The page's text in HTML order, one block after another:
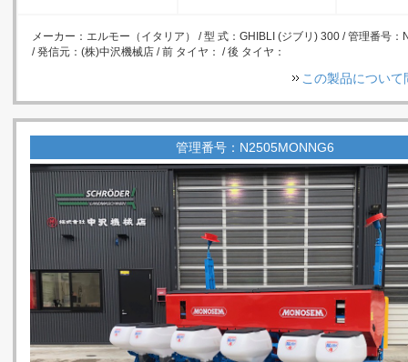
メーカー：エルモー（イタリア） / 型 式：GHIBLI (ジブリ) 300 / 管理番号：
/ 発信元：(株)中沢機械店 / 前 タイヤ： / 後 タイヤ：
この製品につい
管理番号：N2505MONNG6